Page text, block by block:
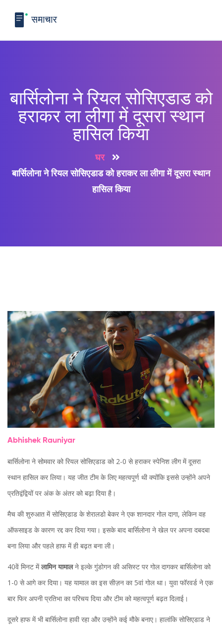
बार्सिलोना ने रियल सोसिएडाड को
हराकर ला लीगा में दूसरा स्थान
हासिल किया
घर
बार्सिलोना ने रियल सोसिएडाड को हराकर ला लीगा में दूसरा स्थान
हासिल किया
Abhishek Rauniyar
बार्सिलोना ने सोमवार को रियल सोसिएडाड को 2-0 से हराकर स्पेनिश लीग में दूसरा
स्थान हासिल कर लिया। यह जीत टीम के लिए महत्वपूर्ण थी क्योंकि इससे उन्होंने अपने
प्रतिद्वंद्वियों पर अंक के अंतर को बढ़ा दिया है।
मैच की शुरुआत में सोसिएडाड के शेरालडो बेकर ने एक शानदार गोल दागा, लेकिन वह
ऑफसाइड के कारण रद्द कर दिया गया। इसके बाद बार्सिलोना ने खेल पर अपना दबदबा
बना लिया और पहले हाफ में ही बढ़त बना ली।
40वें मिनट मेंलामिन यामालने इल्के गुंडोगन की असिस्ट पर गोल दागकर बार्सिलोना को
1-0 से आगे कर दिया। यह यामाल का इस सीज़न का 5वां गोल था। युवा फॉरवर्ड ने एक
बार फिर अपनी प्रतिभा का परिचय दिया और टीम को महत्वपूर्ण बढ़त दिलाई।
दूसरे हाफ में भी बार्सिलोना हावी रहा और उन्होंने कई मौके बनाए। हालांकि सोसिएडाड ने